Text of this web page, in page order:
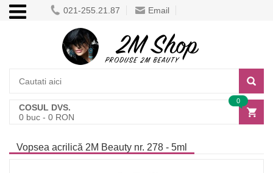
021-255.21.87 Email
COSUL DVS.
0 buc - 0 RON
0
Vopsea acrilică 2M Beauty nr. 278 - 5ml